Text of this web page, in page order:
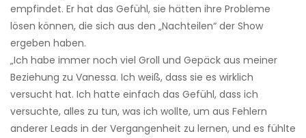
empfindet. Er hat das Gefühl, sie hätten ihre Probleme
lösen können, die sich aus den „Nachteilen“ der Show
ergeben haben.
„Ich habe immer noch viel Groll und Gepäck aus meiner
Beziehung zu Vanessa. Ich weiß, dass sie es wirklich
versucht hat. Ich hatte einfach das Gefühl, dass ich
versuchte, alles zu tun, was ich wollte, um aus Fehlern
anderer Leads in der Vergangenheit zu lernen, und es fühlte